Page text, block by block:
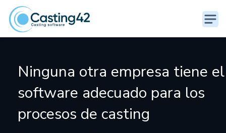
Ninguna otra empresa tiene el
software adecuado para los
procesos de casting